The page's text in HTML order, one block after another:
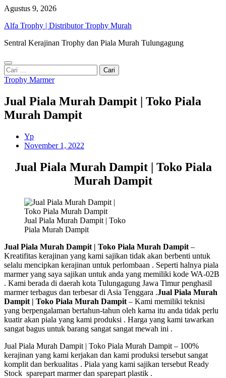
Skip
content
Agustus 9, 2026
Alfa Trophy | Distributor Trophy Murah
Sentral Kerajinan Trophy dan Piala Murah Tulungagung
Cari
untuk:
Trophy Marmer
Jual Piala Murah Dampit | Toko Piala
Murah Dampit
Yp
November 1, 2022
Jual Piala Murah Dampit | Toko Piala
Murah Dampit
Jual Piala Murah Dampit | Toko
Piala Murah Dampit
Jual Piala Murah Dampit | Toko Piala Murah Dampit –
Kreatifitas kerajinan yang kami sajikan tidak akan berbenti untuk
selalu mencipkan kerajinan untuk perlombaan . Seperti halnya piala
marmer yang saya sajikan untuk anda yang memiliki kode WA-02B
. Kami berada di daerah kota Tulungagung Jawa Timur penghasil
marmer terbagus dan terbesar di Asia Tenggara .Jual Piala Murah
Dampit | Toko Piala Murah Dampit – Kami memiliki teknisi
yang berpengalaman bertahun-tahun oleh karna itu anda tidak perlu
kuatir akan piala yang kami produksi . Harga yang kami tawarkan
sangat bagus untuk barang sangat sangat mewah ini .
Jual Piala Murah Dampit | Toko Piala Murah Dampit – 100%
kerajinan yang kami kerjakan dan kami produksi tersebut sangat
komplit dan berkualitas . Piala yang kami sajikan tersebut Ready
Stock sparepart marmer dan sparepart plastik .